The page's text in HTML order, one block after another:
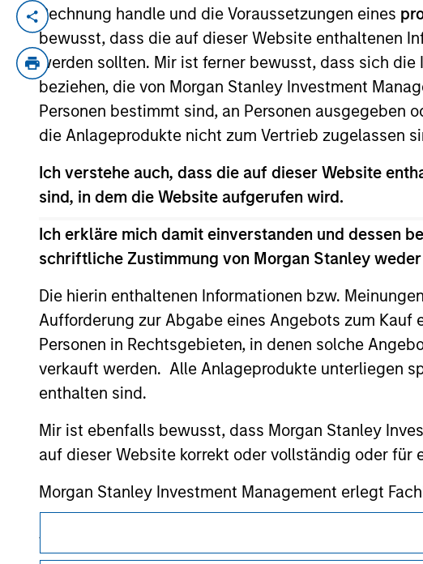
Rechnung handle und die Voraussetzungen eines
bewusst, dass die auf dieser Website enthaltenen
werden sollten. Mir ist ferner bewusst, dass sich
beziehen, die von Morgan Stanley Investment
Personen bestimmt sind, an Personen ausgegeben
die Anlageprodukte nicht zum Vertrieb zugelassen
Ich verstehe auch, dass die auf dieser Website
sind, in dem die Website aufgerufen wird.
Ich erkläre mich damit einverstanden und dessen
schriftliche Zustimmung von Morgan Stanley
Die hierin enthaltenen Informationen bzw.
Aufforderung zur Abgabe eines Angebots zum
Personen in Rechtsgebieten, in denen solche
verkauft werden. Alle Anlageprodukte unterliegen
enthalten sind.
Mir ist ebenfalls bewusst, dass Morgan Stanley
auf dieser Website korrekt oder vollständig oder für
Morgan Stanley Investment Management erlegt
Investmentfonds für Geldwäschezwecke zu
von Überprüfungen und anderen relevanten
Lai-Ming Suen is a trader on the Multi-Sector
investment industry in 1990. Prior to joining the
cash manager and assistant fund manager.
May not represent all Team Members.
The information on this page is for informational
offering of advisory services or an offer to sell or a
purchase or sale would be unlawful under the
All investing involves risks, including a loss of principal.
Please refer to the strategy detail page for important
Morgan Stanley